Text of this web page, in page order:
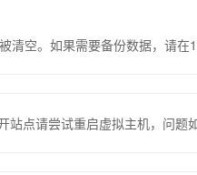
清空。如果需要备份数据，请在
站点请尝试重启虚拟主机，问题